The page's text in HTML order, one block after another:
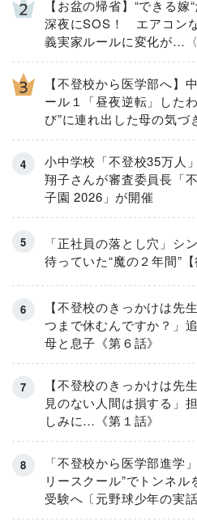
【お盆の帰省】“できる嫁
深夜にSOS！ エアコン
義実家ルールに変化が…〈
【不登校から医学部へ】
ール１「昼夜逆転」した
び”に連れ出した母の気づ
小中学校「不登校35万人
翔子さんが審査委員長「
子園 2026」が開催
「正社員の落とし穴」シ
待っていた“魔の２年間”【
【不登校のきっかけは先
つまで休むんですか？」
母と息子《第６話》
【不登校のきっかけは先
見のない人間は損する」
しみに…《第１話》
「不登校から医学部進学
リースクール”でトンネル
受験へ〔元野球少年の実話